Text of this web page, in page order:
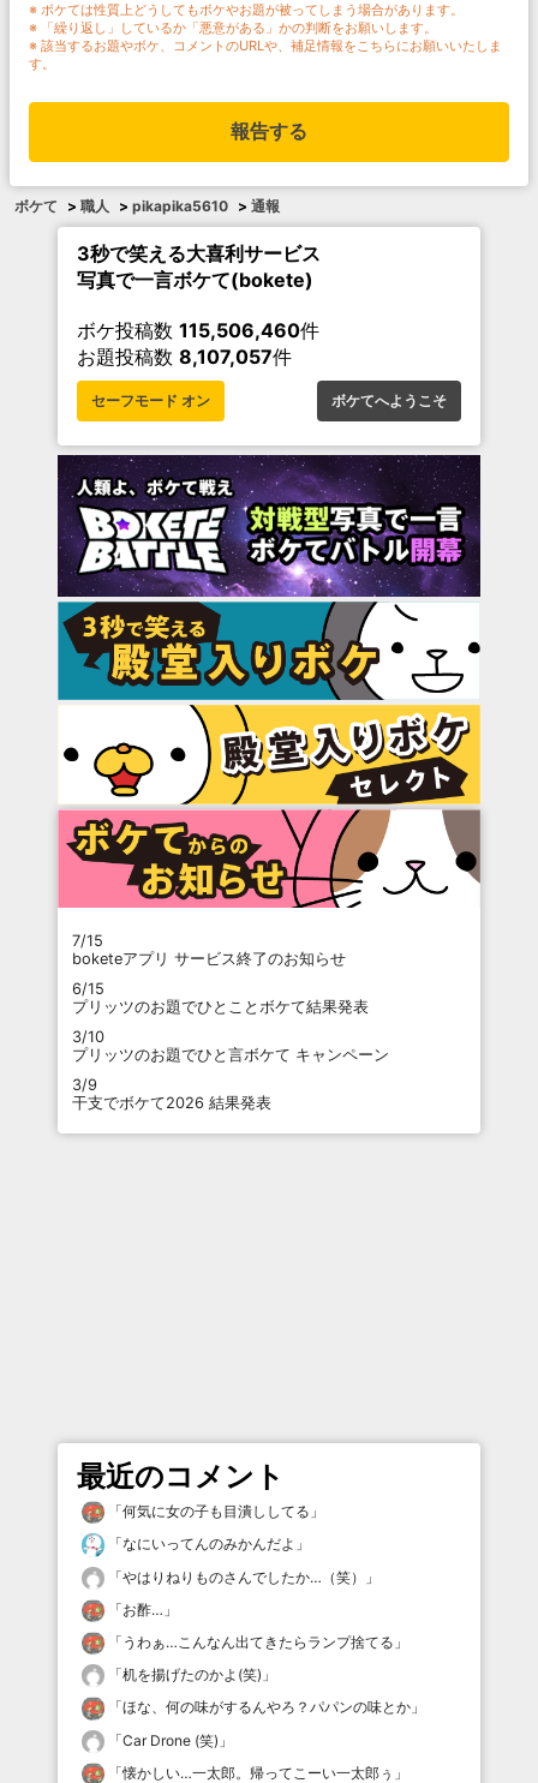
※ ボケては性質上どうしてもボケやお題が被ってしまう場合があります。
※ 「繰り返し」しているか「悪意がある」かの判断をお願いします。
※ 該当するお題やボケ、コメントのURLや、補足情報をこちらにお願いいたしま
す。
報告する
ボケて > 職人 > pikapika5610 > 通報
3秒で笑える大喜利サービス
写真で一言ボケて(bokete)
ボケ投稿数 115,506,460件
お題投稿数 8,107,057件
セーフモード オン ボケてへようこそ
7/15
boketeアプリ サービス終了のお知らせ
6/15
プリッツのお題でひとことボケて結果発表
3/10
プリッツのお題でひと言ボケて キャンペーン
3/9
干支でボケて2026 結果発表
最近のコメント
「何気に女の子も目潰ししてる 」
「なにいってんのみかんだよ 」
「やはりねりものさんでしたか…（笑）
」
「お酢… 」
「 うわぁ…こんなん出てきたらランプ捨てる 」
「机を揚げたのかよ(笑) 」
「ほな、何の味がするんやろ？パパンの味とか 」
「Car Drone (笑) 」
「懐かしい…一太郎。帰ってこーい一太郎ぅ 」